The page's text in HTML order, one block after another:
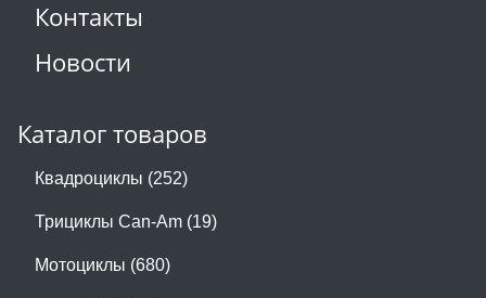
Контакты
Новости
Каталог товаров
Квадроциклы (252)
Трициклы Can-Am (19)
Мотоциклы (680)